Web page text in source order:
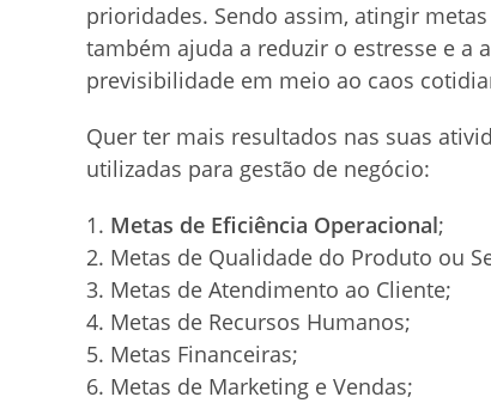
prioridades. Sendo assim, atingir
também ajuda a reduzir o estresse e a
previsibilidade em meio ao caos
Quer ter mais resultados nas suas
utilizadas para gestão de negócio:
Metas de Eficiência Operacional;
Metas de Qualidade do Produto ou
Metas de Atendimento ao Cliente;
Metas de Recursos Humanos;
Metas Financeiras;
Metas de Marketing e Vendas;